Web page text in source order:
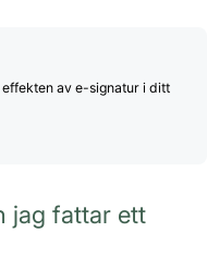
av e-signatur i ditt
jag fattar ett